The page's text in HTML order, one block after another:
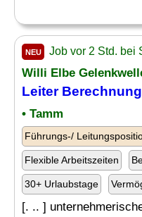
NEU Job vor 2 Std. bei
Willi Elbe
LeiterBerechnung
• Tamm
Führungs-/
Flexible Arbeitszeiten
30+ Urlaubstage
[. .. ]